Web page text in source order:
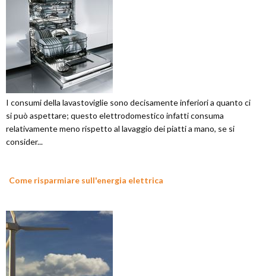
I consumi della lavastoviglie sono decisamente inferiori a quanto ci
si può aspettare; questo elettrodomestico infatti consuma
relativamente meno rispetto al lavaggio dei piatti a mano, se si
consider...
Come risparmiare sull'energia elettrica